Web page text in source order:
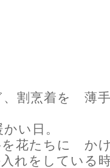
割烹着を 薄
い日。
花たちに か
れをしている